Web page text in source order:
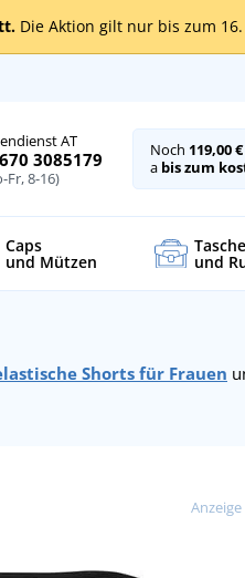
Die Aktion gilt nur bis zum
AT
670 3085179
Fr, 8-16)
Noch 119,00 €
a bis zum
Caps
und Mützen und
Shorts für Frauen